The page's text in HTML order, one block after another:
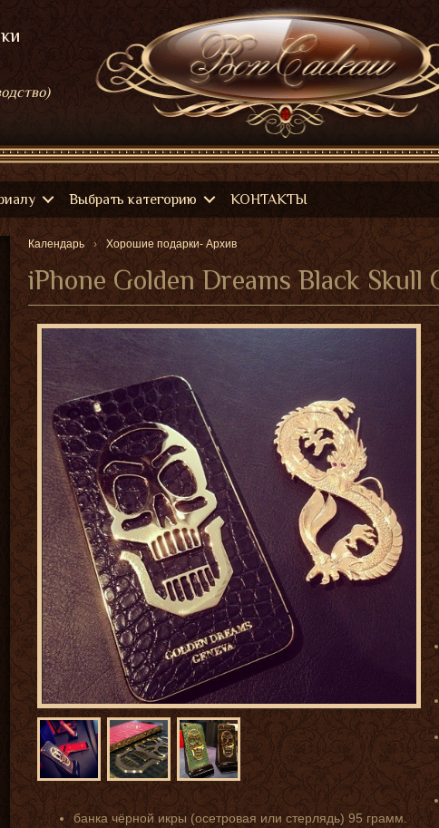
Выбрать категорию КОНТАКТЫ
Календарь Хорошие подарки- Архив
iPhone Goldеn Drеams Black Skull
банка чёрной икры (осетровая или стерлядь) 95 грамм.